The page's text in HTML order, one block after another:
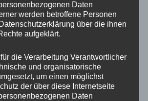
20x Radmutter M12 x
1,25 x 35 mm
Kegelbund 60° Neo
Bewertet
mit
0
5
Daten
werden betroffene Personen
über die ihnen
aufgeklärt.
die Verarbeitung Verantwortlicher
und organisatorische
um einen möglichst
der über diese Internetseite
Daten